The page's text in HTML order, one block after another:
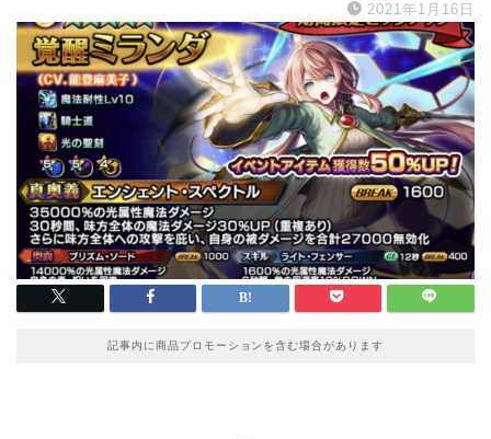
2021年1月16日
記事内に商品プロモーションを含む場合があります